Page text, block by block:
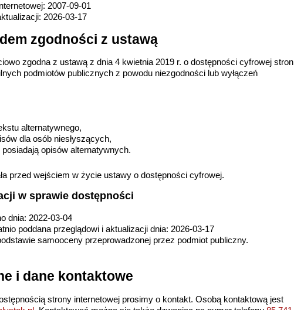
2007-09-01
2026-03-17
zgodności z ustawą
zgodna z ustawą z dnia 4 kwietnia 2019 r. o dostępności cyfrowej stron
podmiotów publicznych z powodu niezgodności lub wyłączeń
alternatywnego,
dla osób niesłyszących,
opisów alternatywnych.
przed wejściem w życie ustawy o dostępności cyfrowej.
w sprawie dostępności
dnia: 2022-03-04
poddana przeglądowi i aktualizacji dnia: 2026-03-17
samooceny przeprowadzonej przez podmiot publiczny.
i dane kontaktowe
strony internetowej prosimy o kontakt. Osobą kontaktową jest